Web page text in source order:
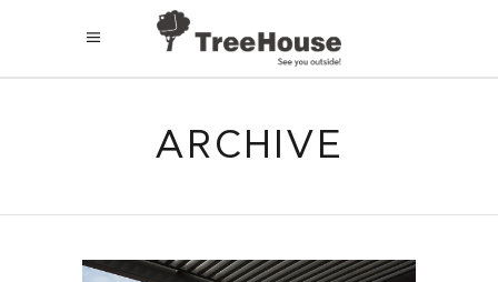
ARCHIVE